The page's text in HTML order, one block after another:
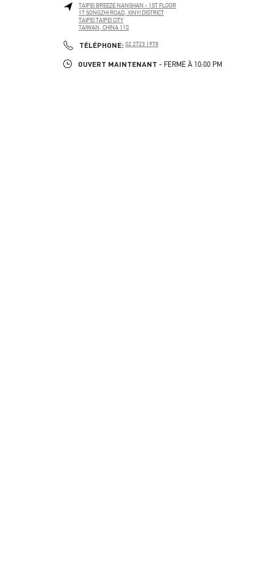
TAIPEI BREEZE NANSHAN - 1ST FLOOR
17 SONGZHI ROAD, XINYI DISTRICT
TAIPEITAIPEI CITY
TAIWAN, CHINA 110
TÉLÉPHONE: PHONE
02 2723 1978
OUVERT MAINTENANT - FERME À 10:00 PM